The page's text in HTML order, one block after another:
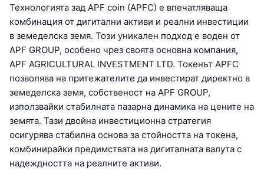
Технологията зад APF coin (APFC) е впечатляваща
комбинация от дигитални активи и реални инвестиции
в земеделска земя. Този уникален подход е воден от
APF GROUP, особено чрез своята основна компания,
APF AGRICULTURAL INVESTMENT LTD. Токенът APFC
позволява на притежателите да инвестират директно в
земеделска земя, собственост на APF GROUP,
използвайки стабилната пазарна динамика на цените на
земята. Тази двойна инвестиционна стратегия
осигурява стабилна основа за стойността на токена,
комбинирайки предимствата на дигиталната валута с
надеждността на реалните активи.